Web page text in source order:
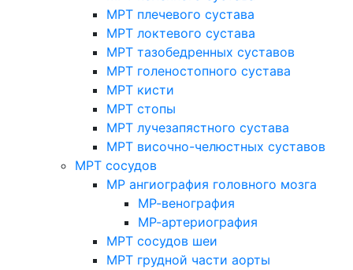
МРТ плечевого сустава
МРТ локтевого сустава
МРТ тазобедренных суставов
МРТ голеностопного сустава
МРТ кисти
МРТ стопы
МРТ лучезапястного сустава
МРТ височно-челюстных суставов
МРТ сосудов
МР ангиография головного мозга
МР-венография
МР-артериография
МРТ сосудов шеи
МРТ грудной части аорты